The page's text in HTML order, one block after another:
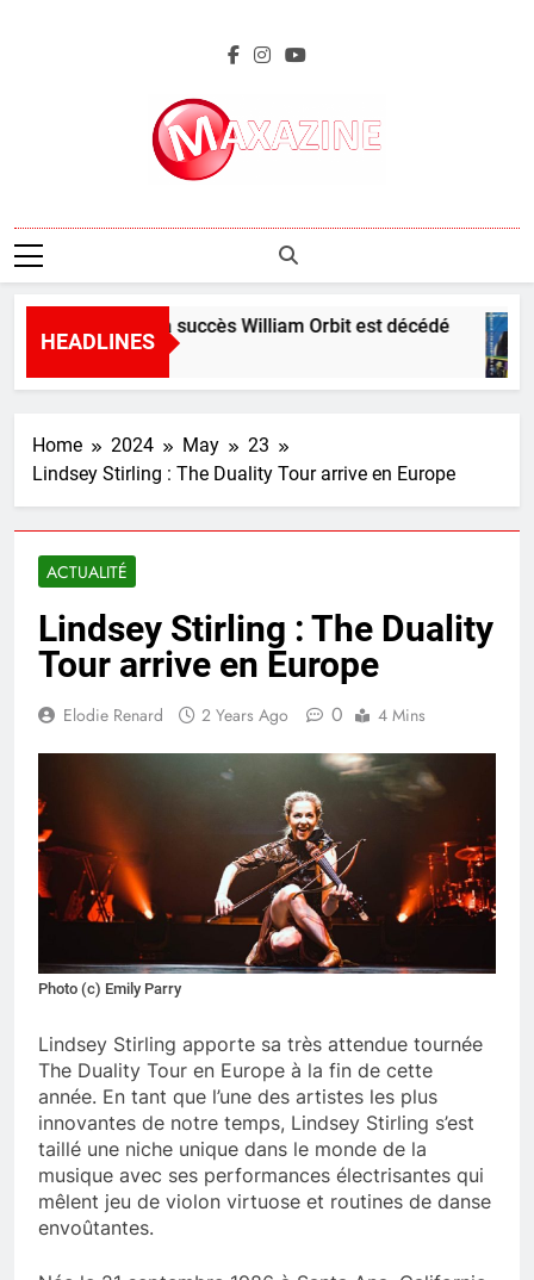
Maxazine.fr
HEADLINES
Le producteur à succès William Orbit est décédé
3 Hours Ago
Home 2024 May
23
Lindsey Stirling : The Duality Tour arrive en Europe
ACTUALITÉ
Lindsey Stirling : The Duality
Tour arrive en Europe
Elodie Renard 2 Years Ago 0 4 Mins
Photo (c) Emily Parry
Lindsey Stirling apporte sa très attendue tournée
The Duality Tour en Europe à la fin de cette
année. En tant que l’une des artistes les plus
innovantes de notre temps, Lindsey Stirling s’est
taillé une niche unique dans le monde de la
musique avec ses performances électrisantes qui
mêlent jeu de violon virtuose et routines de danse
envoûtantes.